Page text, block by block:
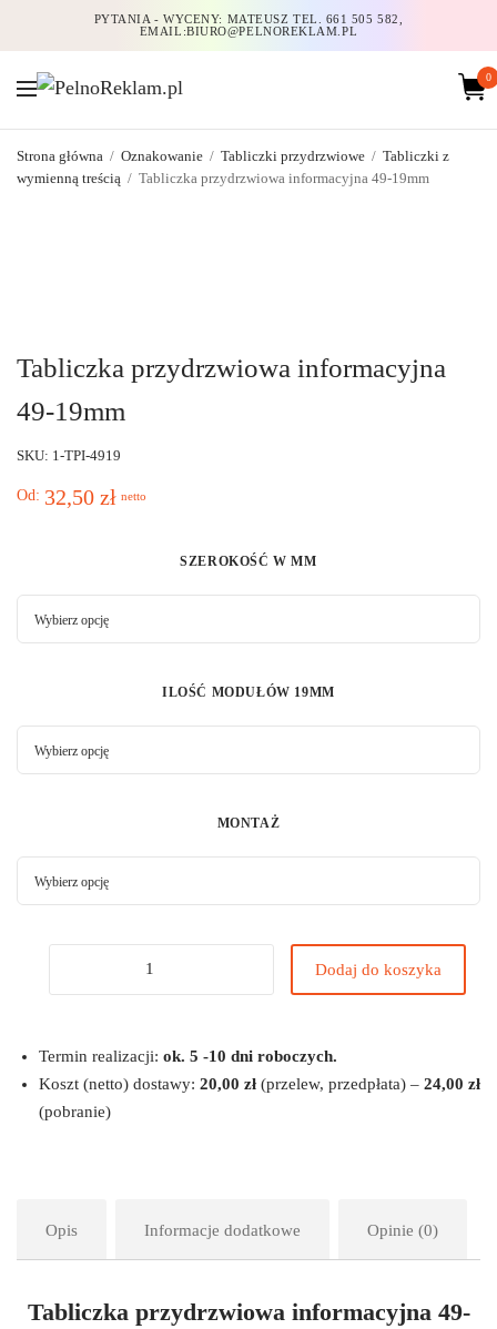
PYTANIA - WYCENY: MATEUSZ TEL. 661 505 582,
EMAIL:BIURO@PELNOREKLAM.PL
0
Strona główna / Oznakowanie / Tabliczki przydrzwiowe / Tabliczki z
wymienną treścią / Tabliczka przydrzwiowa informacyjna 49-19mm
Tabliczka przydrzwiowa informacyjna
49-19mm
SKU: 1-TPI-4919
Od: 32,50 zł netto
SZEROKOŚĆ W MM
ILOŚĆ MODUŁÓW 19MM
MONTAŻ
Dodaj do koszyka
Termin realizacji: ok. 5 -10 dni roboczych.
Koszt (netto) dostawy: 20,00 zł (przelew, przedpłata) – 24,00 zł
(pobranie)
Opis Informacje dodatkowe Opinie (0)
Tabliczka przydrzwiowa informacyjna 49-